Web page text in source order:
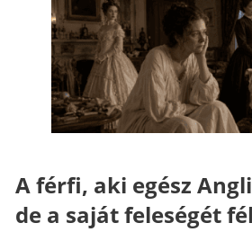
A férfi, aki egész
de a saját feleségét